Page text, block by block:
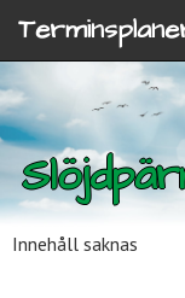
Innehåll saknas